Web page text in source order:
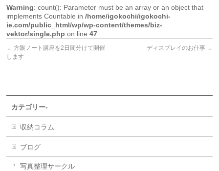
Warning: count(): Parameter must be an array or an object that
implements Countable in/home/igokochi/igokochi-
ie.com/public_html/wp/wp-content/themes/biz-
vektor/single.php on line47
← 方眼ノート講座を2日間分けて開催
します
ディスプレイのお仕事 →
カテゴリー-
収納コラム
ブログ
写真整理サークル